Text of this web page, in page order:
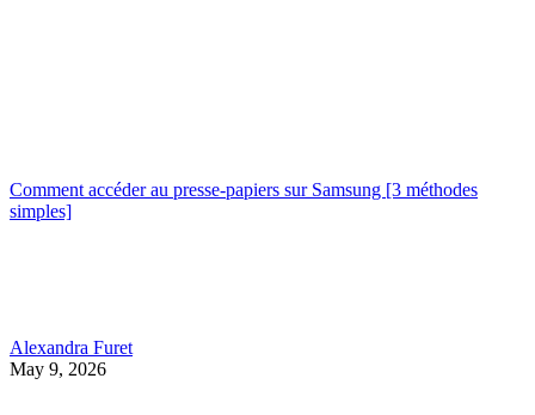
Comment accéder au presse-papiers sur Samsung [3 méthodes
simples]
Alexandra Furet
May 9, 2026